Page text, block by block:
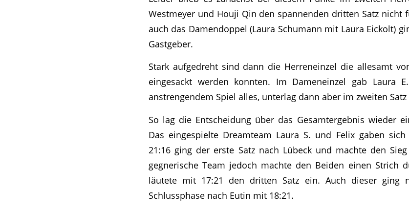
Westmeyer und Houji Qin den spannenden dritten Satz nicht
auch das Damendoppel (Laura Schumann mit Laura Eickolt)
Gastgeber.
Stark aufgedreht sind dann die Herreneinzel die allesamt
eingesackt werden konnten. Im Dameneinzel gab Laura
anstrengendem Spiel alles, unterlag dann aber im zweiten
So lag die Entscheidung über das Gesamtergebnis wieder
Das eingespielte Dreamteam Laura S. und Felix gaben
21:16 ging der erste Satz nach Lübeck und machte den
gegnerische Team jedoch machte den Beiden einen Strich
läutete mit 17:21 den dritten Satz ein. Auch dieser ging
Schlussphase nach Eutin mit 18:21.